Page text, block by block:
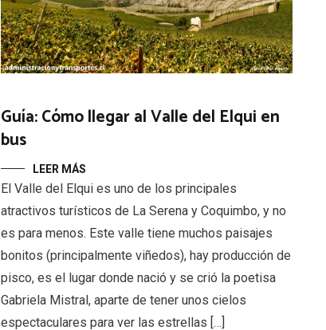
Guía: Cómo llegar al Valle del Elqui en
bus
LEER MÁS
El Valle del Elqui es uno de los principales
atractivos turísticos de La Serena y Coquimbo, y no
es para menos. Este valle tiene muchos paisajes
bonitos (principalmente viñedos), hay producción de
pisco, es el lugar donde nació y se crió la poetisa
Gabriela Mistral, aparte de tener unos cielos
espectaculares para ver las estrellas […]